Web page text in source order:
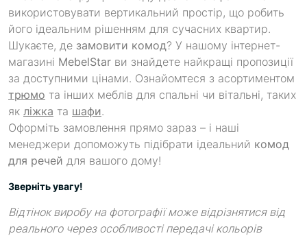
використовувати вертикальний простір, що робить
його ідеальним рішенням для сучасних квартир.
Шукаєте, де замовити комод? У нашому інтернет-
магазині MebelStar ви знайдете найкращі пропозиції
за доступними цінами. Ознайомтеся з асортиментом
трюмо та інших меблів для спальні чи вітальні, таких
як ліжка та шафи.
Оформіть замовлення прямо зараз – і наші
менеджери допоможуть підібрати ідеальний комод
для речей для вашого дому!
Зверніть увагу!
Відтінок виробу на фотографії може відрізнятися від
реального через особливості передачі кольорів